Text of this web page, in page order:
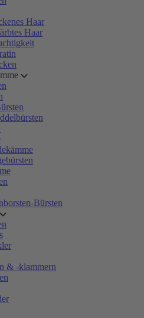
Haar
Haar
Bürsten
& -klammern